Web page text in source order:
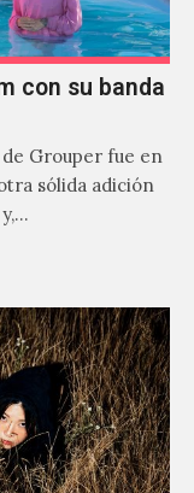
con su banda
Grouper fue en
sólida adición